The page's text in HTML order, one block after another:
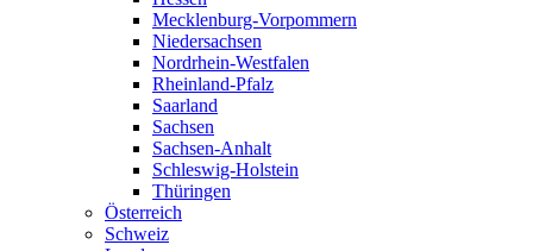
Mecklenburg-Vorpommern
Niedersachsen
Nordrhein-Westfalen
Rheinland-Pfalz
Saarland
Sachsen
Sachsen-Anhalt
Schleswig-Holstein
Thüringen
Österreich
Schweiz